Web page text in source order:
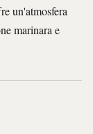
un'atmosfera
marinara e